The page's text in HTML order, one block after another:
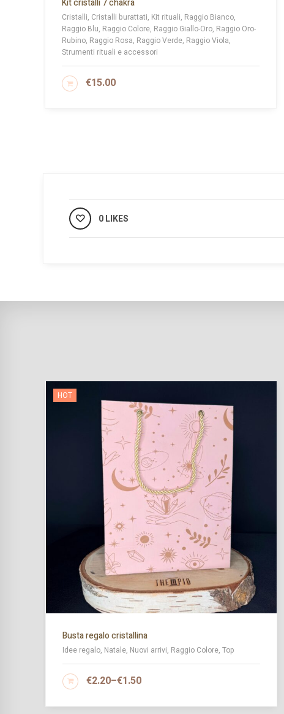
Kit cristalli 7 chakra
Cristalli, Cristalli burattati, Kit rituali, Raggio Bianco,
Raggio Blu, Raggio Colore, Raggio Giallo-Oro, Raggio Oro-
Rubino, Raggio Rosa, Raggio Verde, Raggio Viola,
Strumenti rituali e accessori
€15.00
AGGIUNGI AL CARRELLO
0 LIKES
HOT
Busta regalo cristallina
Idee regalo, Natale, Nuovi arrivi, Raggio Colore, Top
€1.50
–
€2.20
SCEGLI